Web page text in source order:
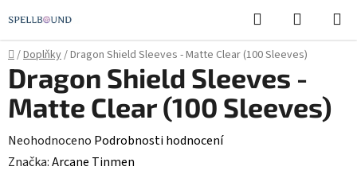
na
obsah
Hledat
KOŠÍK
Domů
/Doplňky/Dragon Shield Sleeves - Matte Clear (100 Sleeves)
Dragon Shield Sleeves -
Matte Clear (100 Sleeves)
Průměrné
hodnocení
Neohodnoceno Podrobnosti hodnocení
Značka:Arcane Tinmen